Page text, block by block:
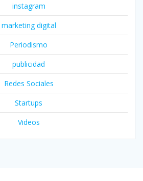
instagram
marketing digital
Periodismo
publicidad
Redes Sociales
Startups
Videos